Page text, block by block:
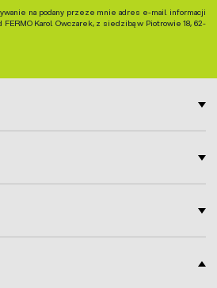
na podany przeze mnie adres e-mail informacji
FERMO Karol Owczarek, z siedzibą w Piotrowie 18, 62-